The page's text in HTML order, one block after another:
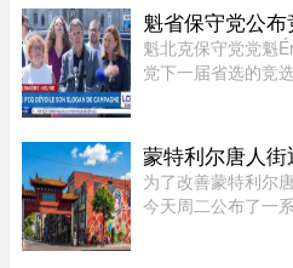
深入分析。数据显
于正面（32.3%）
魁省保守党公
魁北克保守党党魁
党下一届省选的竞
未来联盟（CAQ）
蒙特利尔唐人
为了改善蒙特利尔
今天周二公布了一